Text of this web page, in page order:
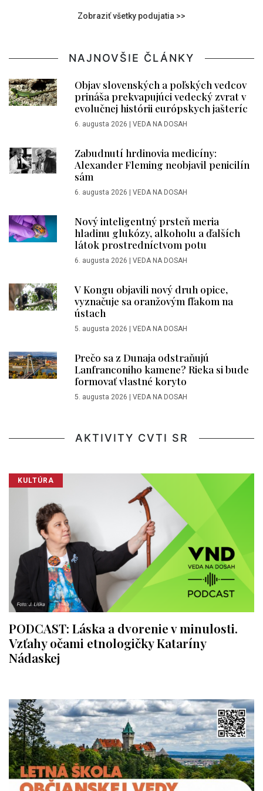
Zobraziť všetky podujatia >>
NAJNOVŠIE ČLÁNKY
Objav slovenských a poľských vedcov
prináša prekvapujúci vedecký zvrat v
evolučnej histórii európskych jašteríc
6. augusta 2026 | VEDA NA DOSAH
Zabudnutí hrdinovia medicíny:
Alexander Fleming neobjavil penicilín
sám
6. augusta 2026 | VEDA NA DOSAH
Nový inteligentný prsteň meria
hladinu glukózy, alkoholu a ďalších
látok prostredníctvom potu
6. augusta 2026 | VEDA NA DOSAH
V Kongu objavili nový druh opice,
vyznačuje sa oranžovým fľakom na
ústach
5. augusta 2026 | VEDA NA DOSAH
Prečo sa z Dunaja odstraňujú
Lanfranconiho kamene? Rieka si bude
formovať vlastné koryto
5. augusta 2026 | VEDA NA DOSAH
AKTIVITY CVTI SR
KULTÚRA
PODCAST: Láska a dvorenie v minulosti.
Vzťahy očami etnologičky Kataríny
Nádaskej